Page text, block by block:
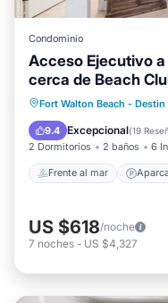
Condominio
Acceso Ejecutivo
cerca de Beach
Fort Walton Beach - Destin
9.4 Excepcional(19
2 Dormitorios 2 baños 6
Frente al mar
Frente al mar
Vista al mar
US $618/noche
7 noches - US $4,327